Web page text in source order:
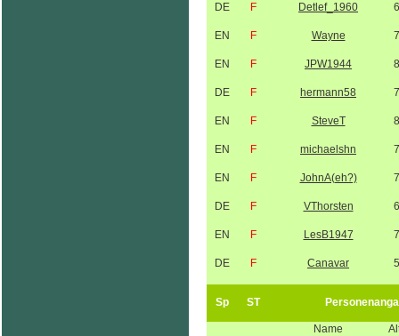
DE F Detlef_1960
EN F Wayne
EN F JPW1944
DE F hermann58
EN F SteveT
EN F michaelshn
EN F JohnA(eh?)
DE F VThorsten
EN F LesB1947
DE F Canavar
Sp ST
Name